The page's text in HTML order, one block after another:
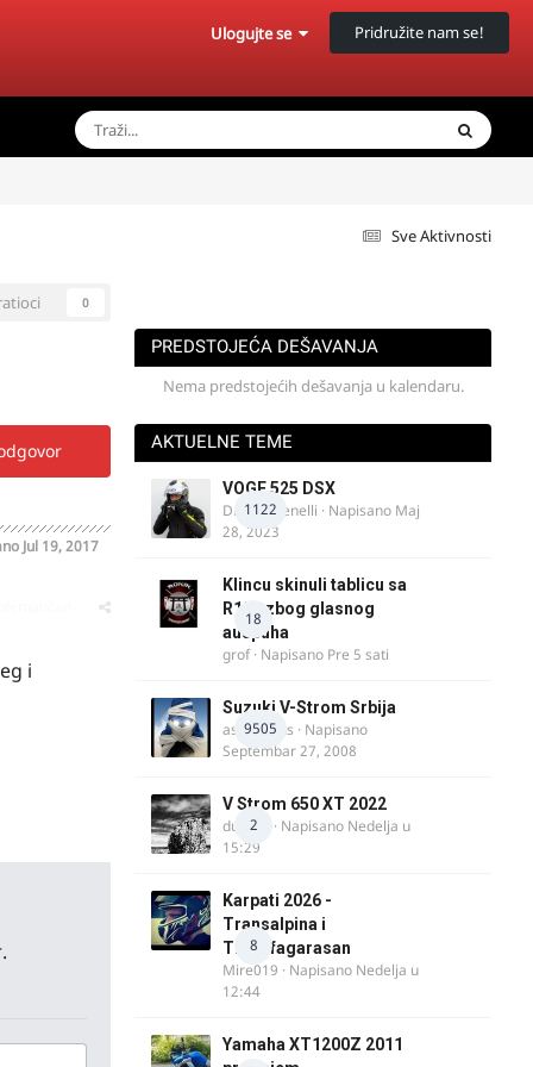
Ulogujte se Pridružite nam se!
Sve Aktivnosti
0
Jul 19, 2017
i
PREDSTOJEĆA DEŠAVANJA
Nema predstojećih dešavanja u kalendaru.
AKTUELNE TEME
1122
VOGE 525 DSX
DraganBenelli · Napisano Maj
28, 2023
18
Klincu skinuli tablicu sa
R125 zbog glasnog
auspuha
grof· Napisano Pre 5 sati
9505
Suzuki V-Strom Srbija
aspirinikus · Napisano
Septembar 27, 2008
2
V Strom 650 XT 2022
ducans · Napisano Nedelja u
15:29
8
Karpati 2026 -
Transalpina i
Transfagarasan
Mire019 · Napisano Nedelja u
12:44
Yamaha XT1200Z 2011